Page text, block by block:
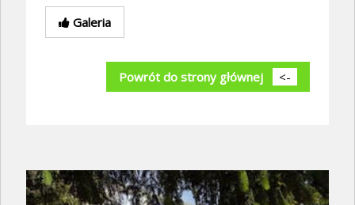
Galeria
Powrót do strony głównej <-